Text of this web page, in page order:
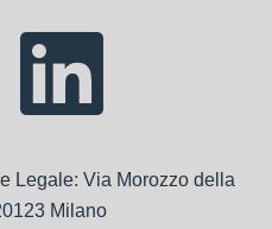
Legale: Via Morozzo della
Milano